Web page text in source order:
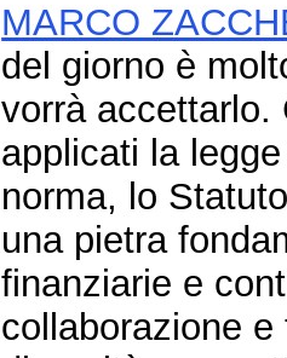
MARCO
del giorno è
vorrà accettarlo.
applicati la
norma, lo
una pietra
finanziarie e
collaborazione